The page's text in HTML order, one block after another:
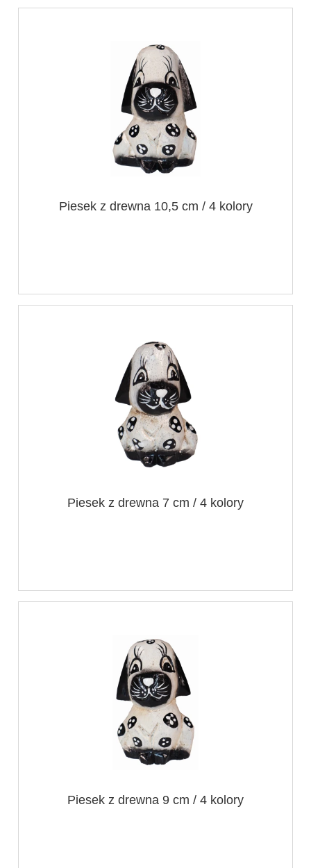
Piesek z drewna 10,5 cm / 4 kolory
Piesek z drewna 7 cm / 4 kolory
Piesek z drewna 9 cm / 4 kolory